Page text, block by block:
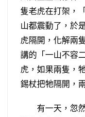
隻老虎在打架，
山都震動了，於
虎隔開，化解兩
講的「一山不容
虎，如果兩隻，
錫杖把牠隔開，
有一天，忽然